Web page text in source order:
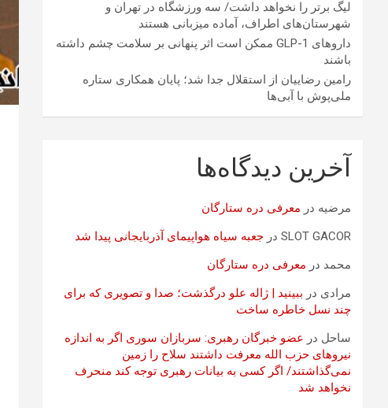
لیگ برتر را نخواهد داشت/ سه ورزشگاه در تهران و
شهرستان‌های اطراف، آماده میزبانی هستند
داروهای GLP-1 ممکن است اثر پنهانی بر سلامت چشم داشته
باشند
رامین رضاییان از استقلال جدا شد؛ پایان همکاری ستاره
ملی‌پوش با آبی‌ها
آخرین دیدگاه‌ها
مرضیه در معرفی دره ستارگان
SLOT GACOR در جعبه سیاه هواپیمای آذربایجانی پیدا شد
محمد در معرفی دره ستارگان
مرادی در ببینید | ژاله علو درگذشت؛ صدا و تصویری که برای
چند نسل خاطره ساخت
ساحل در عضو خبرگان رهبری: سربازان سوری اگر به اندازه
نیروهای حزب الله معرفت داشتند سلاح را زمین
نمی‌گذاشتند/ اگر کسی به بیانات رهبری توجه کند منحرف
نخواهد شد